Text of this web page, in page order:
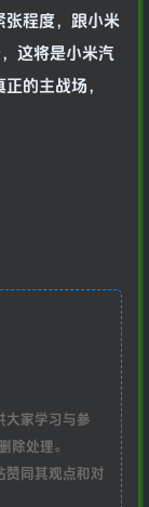
张程度，跟小米
这将是小米汽
的主战场，
大家学习与参
除处理。
赞同其观点和对